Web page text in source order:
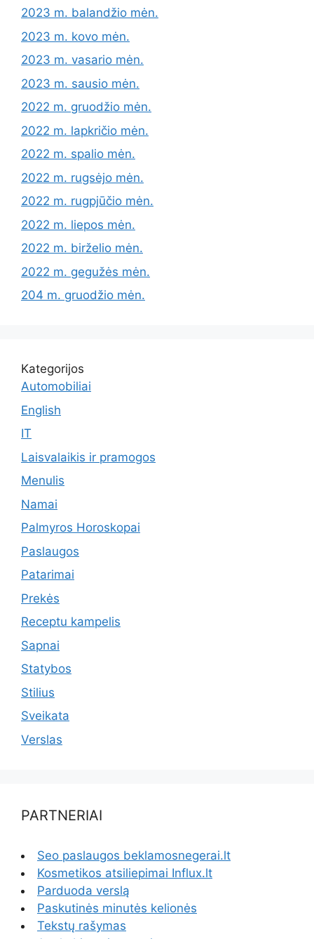
2023 m. balandžio mėn.
2023 m. kovo mėn.
2023 m. vasario mėn.
2023 m. sausio mėn.
2022 m. gruodžio mėn.
2022 m. lapkričio mėn.
2022 m. spalio mėn.
2022 m. rugsėjo mėn.
2022 m. rugpjūčio mėn.
2022 m. liepos mėn.
2022 m. birželio mėn.
2022 m. gegužės mėn.
204 m. gruodžio mėn.
Kategorijos
Automobiliai
English
IT
Laisvalaikis ir pramogos
Menulis
Namai
Palmyros Horoskopai
Paslaugos
Patarimai
Prekės
Receptu kampelis
Sapnai
Statybos
Stilius
Sveikata
Verslas
PARTNERIAI
Seo paslaugos beklamosnegerai.lt
Kosmetikos atsiliepimai Influx.lt
Parduoda verslą
Paskutinės minutės kelionės
Tekstų rašymas